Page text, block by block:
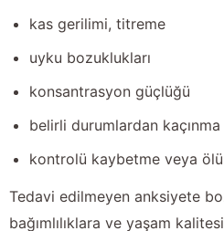
kas gerilimi, titreme
uyku bozuklukları
konsantrasyon güçlüğü
belirli durumlardan kaçınma
kontrolü kaybetme veya
Tedavi edilmeyen anksiyete
bağımlılıklara ve yaşam